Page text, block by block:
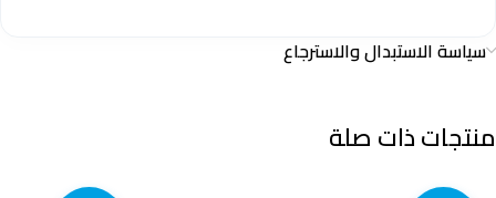
سياسة الاستبدال والاسترجاع
منتجات ذات صلة